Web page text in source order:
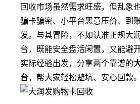
回收市场虽然需求旺盛，但乱
骗卡骗密、小平台恶意压价、到
发。与其冒险，不如认准正规大
台，既能安全盘活闲置，又能避
实际经验出发，分享两个靠谱的
台，帮大家轻松避坑、安心回款。